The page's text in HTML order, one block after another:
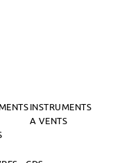
INSTRUMENTS
A VENTS